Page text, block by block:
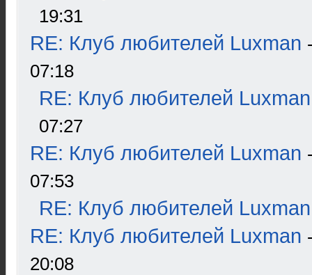
19:31
RE: Клуб любителей Luxman
07:18
RE: Клуб любителей Luxman
07:27
RE: Клуб любителей Luxman
07:53
RE: Клуб любителей Luxman
RE: Клуб любителей Luxman
20:08